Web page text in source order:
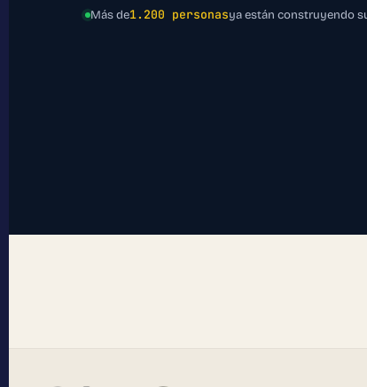
Más de1.200 personasya están construyendo